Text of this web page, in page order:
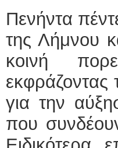
Πενήντα
της Λήμνου
κοινή
εκφράζοντας
για την
που